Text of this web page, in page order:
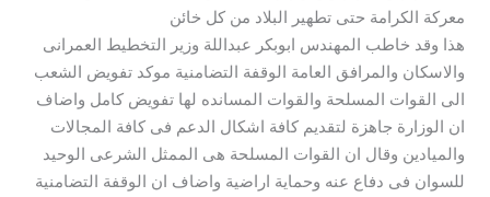
معركة الكرامة حتى تطهير البلاد من كل خائن
هذا وقد خاطب المهندس ابوبكر عبداللة وزير التخطيط العمرانى
والاسكان والمرافق العامة الوقفة التضامنية موكد تفويض الشعب
الى القوات المسلحة والقوات المسانده لها تفويض كامل واضاف
ان الوزارة جاهزة لتقديم كافة اشكال الدعم فى كافة المجالات
والميادين وقال ان القوات المسلحة هى الممثل الشرعى الوحيد
للسوان فى دفاع عنه وحماية اراضية واضاف ان الوقفة التضامنية